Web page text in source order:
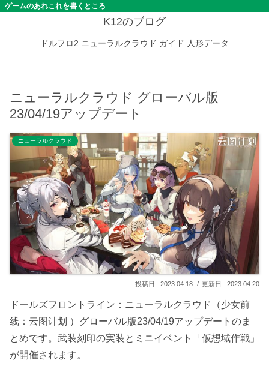
ゲームのあれこれを書くところ
K12のブログ
ドルフロ2 ニューラルクラウド ガイド 人形データ
ニューラルクラウド グローバル版
23/04/19アップデート
ニューラルクラウド
2023.04.18 2023.04.20
ドールズフロントライン：ニューラルクラウド（少女前
线：云图计划 ）グローバル版23/04/19アップデートのま
とめです。武装刻印の実装とミニイベント「仮想域作戦」
が開催されます。